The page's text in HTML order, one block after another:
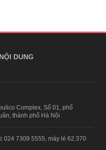
DUNG
Complex, Số 01, phố
thành phố Hà Nội
024 7309 5555, máy lẻ 62.370